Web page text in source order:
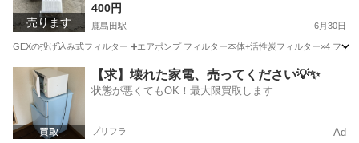
売ります
400円
鹿島田駅 6月30日
GEXの投げ込み式フィルター ➕エアポンプ フィルター本体+活性炭フィルター×4 フ
神奈川 鹿島田駅 その他
【求】壊れた家電、売ってください💡✨
状態が悪くてもOK！最大限買取します
プリフラ Ad